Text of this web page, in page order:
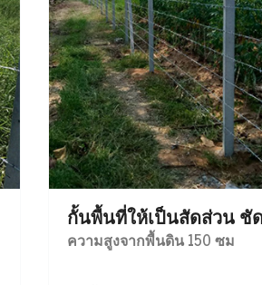
กั้นพื้นที่ให้เป็นสัดส่วน ชั
ความสูงจากพื้นดิน 150 ซม